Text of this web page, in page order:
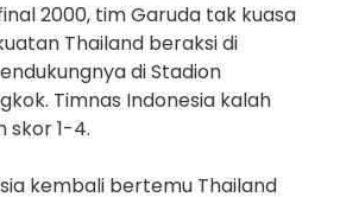
2000, tim Garuda tak kuasa
Thailand beraksi di
di Stadion
Timnas Indonesia kalah
skor 1-4.
kembali bertemu Thailand